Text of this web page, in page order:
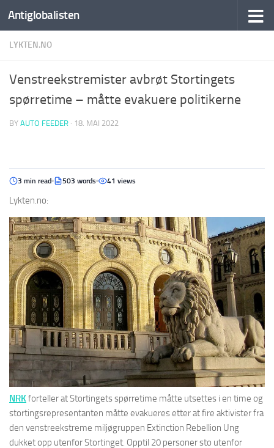
Antiglobalisten
LYKTEN.NO
Venstreekstremister avbrøt Stortingets
spørretime – måtte evakuere politikerne
BY AUTO FEEDER · 18. MAI 2022
3 min read 503 words 41 views
Lykten.no:
NRKforteller at Stortingets spørretime måtte utsettes i en time og
stortingsrepresentanten måtte evakueres etter at fire aktivister fra
den venstreekstreme miljøgruppen Extinction Rebellion Ung
dukket opp utenfor Stortinget. Opptil 20 personer sto utenfor